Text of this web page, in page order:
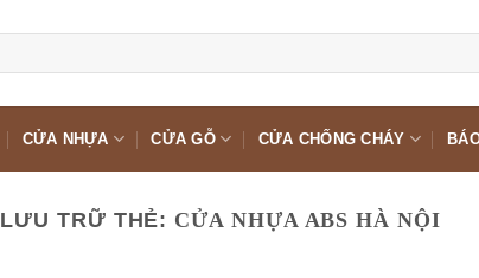
CỬA NHỰA CỬA GỖ CỬA CHỐNG CHÁY
LƯU TRỮ THẺ: CỬA NHỰA ABS HÀ NỘI